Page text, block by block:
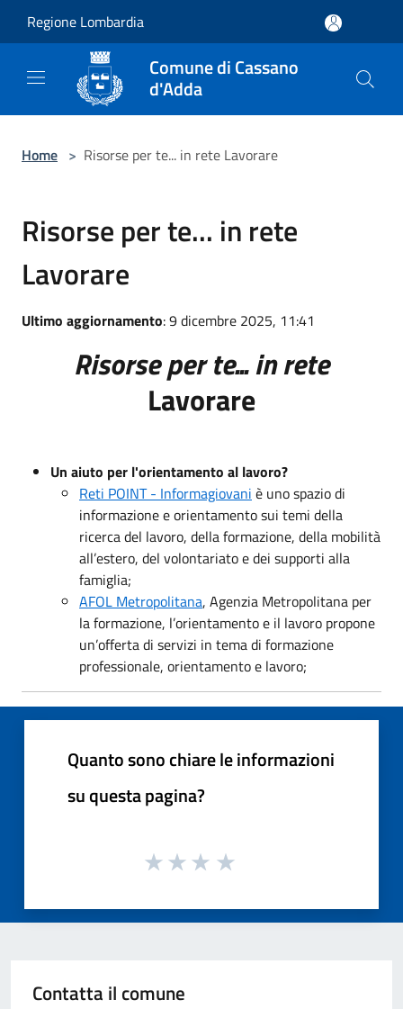
Regione Lombardia
Comune di Cassano
d'Adda
Home > Risorse per te... in rete Lavorare
Risorse per te... in rete
Lavorare
Ultimo aggiornamento: 9 dicembre 2025, 11:41
Risorse per te... in rete
Lavorare
Un aiuto per l'orientamento al lavoro?
Reti POINT - Informagiovani è uno spazio di
informazione e orientamento sui temi della
ricerca del lavoro, della formazione, della mobilità
all’estero, del volontariato e dei supporti alla
famiglia;
AFOL Metropolitana, Agenzia Metropolitana per
la formazione, l’orientamento e il lavoro propone
un’offerta di servizi in tema di formazione
professionale, orientamento e lavoro;
Quanto sono chiare le informazioni
su questa pagina?
Contatta il comune